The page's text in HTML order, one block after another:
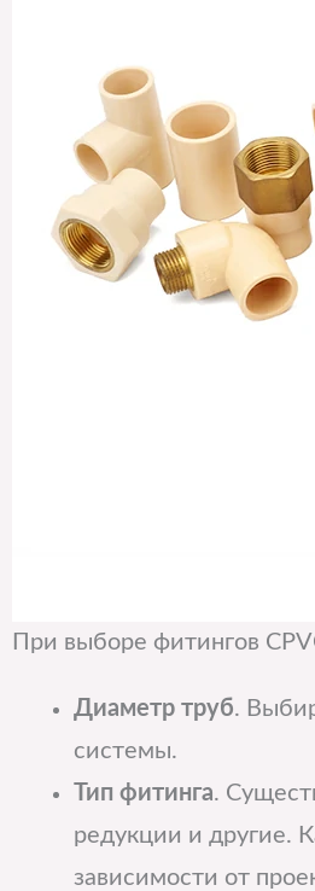
При выборе фитингов
Диаметр труб.
системы.
Тип фитинга.
редукции и другие.
зависимости от